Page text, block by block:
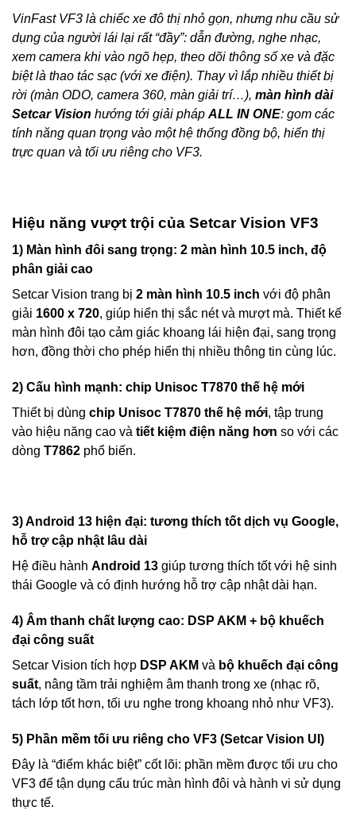
VinFast VF3 là chiếc xe đô thị nhỏ gọn, nhưng nhu cầu sử
dụng của người lái lại rất “đầy”: dẫn đường, nghe nhạc,
xem camera khi vào ngõ hẹp, theo dõi thông số xe và đặc
biệt là thao tác sạc (với xe điện). Thay vì lắp nhiều thiết bị
rời (màn ODO, camera 360, màn giải trí…), màn hình dài
Setcar Vision hướng tới giải pháp ALL IN ONE: gom các
tính năng quan trọng vào một hệ thống đồng bộ, hiển thị
trực quan và tối ưu riêng cho VF3.
Hiệu năng vượt trội của Setcar Vision VF3
1) Màn hình đôi sang trọng: 2 màn hình 10.5 inch, độ
phân giải cao
Setcar Vision trang bị 2 màn hình 10.5 inch với độ phân
giải 1600 x 720, giúp hiển thị sắc nét và mượt mà. Thiết kế
màn hình đôi tạo cảm giác khoang lái hiện đại, sang trọng
hơn, đồng thời cho phép hiển thị nhiều thông tin cùng lúc.
2) Cấu hình mạnh: chip Unisoc T7870 thế hệ mới
Thiết bị dùng chip Unisoc T7870 thế hệ mới, tập trung
vào hiệu năng cao và tiết kiệm điện năng hơn so với các
dòng T7862 phổ biến.
3) Android 13 hiện đại: tương thích tốt dịch vụ Google,
hỗ trợ cập nhật lâu dài
Hệ điều hành Android 13 giúp tương thích tốt với hệ sinh
thái Google và có định hướng hỗ trợ cập nhật dài hạn.
4) Âm thanh chất lượng cao: DSP AKM + bộ khuếch
đại công suất
Setcar Vision tích hợp DSP AKM và bộ khuếch đại công
suất, nâng tầm trải nghiệm âm thanh trong xe (nhạc rõ,
tách lớp tốt hơn, tối ưu nghe trong khoang nhỏ như VF3).
5) Phần mềm tối ưu riêng cho VF3 (Setcar Vision UI)
Đây là “điểm khác biệt” cốt lõi: phần mềm được tối ưu cho
VF3 để tận dụng cấu trúc màn hình đôi và hành vi sử dụng
thực tế.